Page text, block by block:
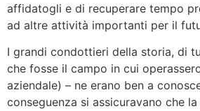
affidatogli e di recuperare tempo
ad altre attività importanti per il
I grandi condottieri della storia, di
che fosse il campo in cui
aziendale) – ne erano ben a
conseguenza si assicuravano che